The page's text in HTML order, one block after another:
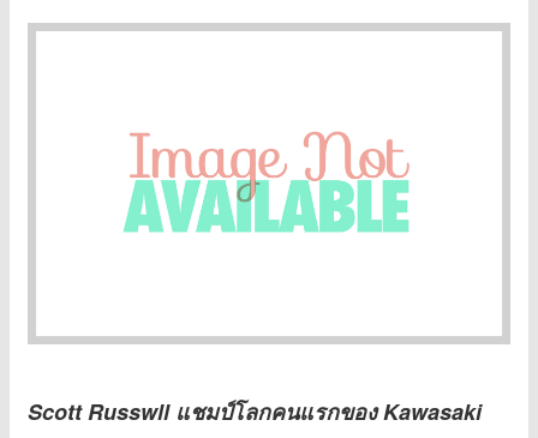
Scott Russwll แชมป์โลกคนแรกของ Kawasaki